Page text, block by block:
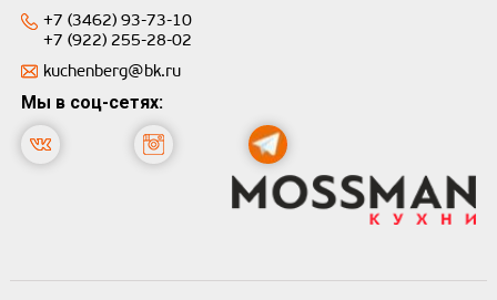
+7 (3462) 93-73-10
+7 (922) 255-28-02
kuchenberg@bk.ru
Мы в соц-сетях: